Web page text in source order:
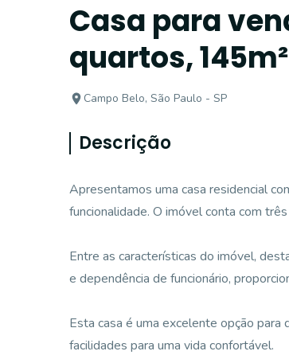
Casa para
quartos, 145m²
Campo Belo, São Paulo - SP
Descrição
Apresentamos uma casa residencial
funcionalidade. O imóvel conta com
Entre as características do imóvel,
e dependência de funcionário,
Esta casa é uma excelente opção
facilidades para uma vida confortável.